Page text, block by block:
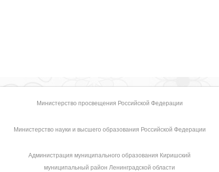
Министерство просвещения Российской Федерации
Министерство науки и высшего образования Российской Федерации
Администрация муниципального образования Киришский
муниципальный район Ленинградской области